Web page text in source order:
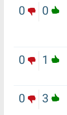
0
0
1
0
3
0